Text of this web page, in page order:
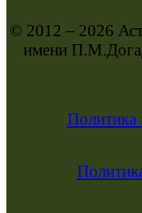
© 2012 – 2026
имени
Политика